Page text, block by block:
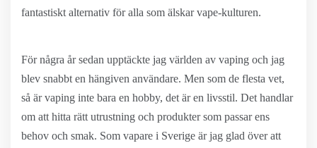
fantastiskt alternativ för alla som älskar vape-kulturen.
För några år sedan upptäckte jag världen av vaping och jag
blev snabbt en hängiven användare. Men som de flesta vet,
så är vaping inte bara en hobby, det är en livsstil. Det handlar
om att hitta rätt utrustning och produkter som passar ens
behov och smak. Som vapare i Sverige är jag glad över att